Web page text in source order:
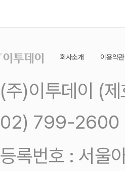
회사소개 이용약관
(주)이투데이 (
02) 799-2600
등록번호 : 서